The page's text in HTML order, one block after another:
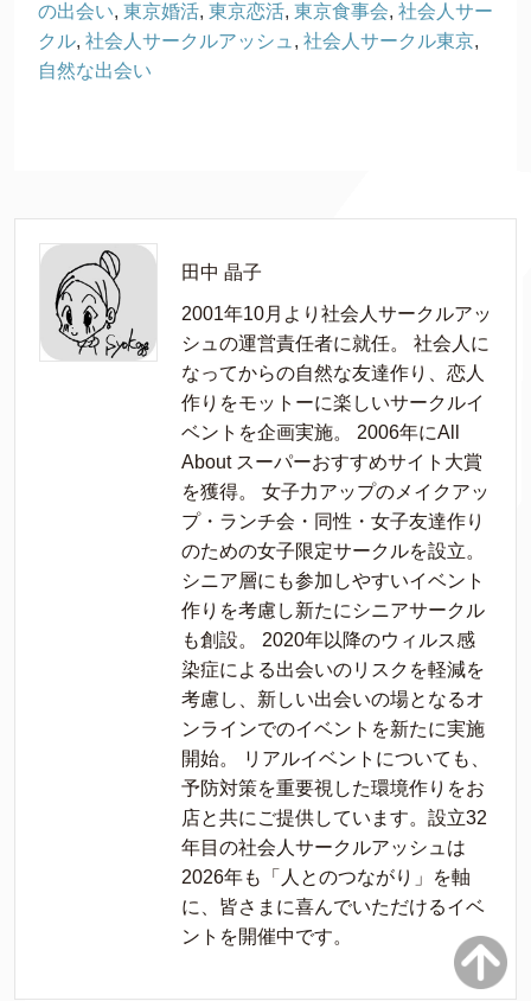
の出会い, 東京婚活, 東京恋活, 東京食事会, 社会人サー
クル, 社会人サークルアッシュ, 社会人サークル東京,
自然な出会い
田中 晶子
2001年10月より社会人サークルアッ
シュの運営責任者に就任。 社会人に
なってからの自然な友達作り、恋人
作りをモットーに楽しいサークルイ
ベントを企画実施。 2006年にAll
About スーパーおすすめサイト大賞
を獲得。 女子力アップのメイクアッ
プ・ランチ会・同性・女子友達作り
のための女子限定サークルを設立。
シニア層にも参加しやすいイベント
作りを考慮し新たにシニアサークル
も創設。 2020年以降のウィルス感
染症による出会いのリスクを軽減を
考慮し、新しい出会いの場となるオ
ンラインでのイベントを新たに実施
開始。 リアルイベントについても、
予防対策を重要視した環境作りをお
店と共にご提供しています。設立32
年目の社会人サークルアッシュは
2026年も「人とのつながり」を軸
に、皆さまに喜んでいただけるイベ
ントを開催中です。